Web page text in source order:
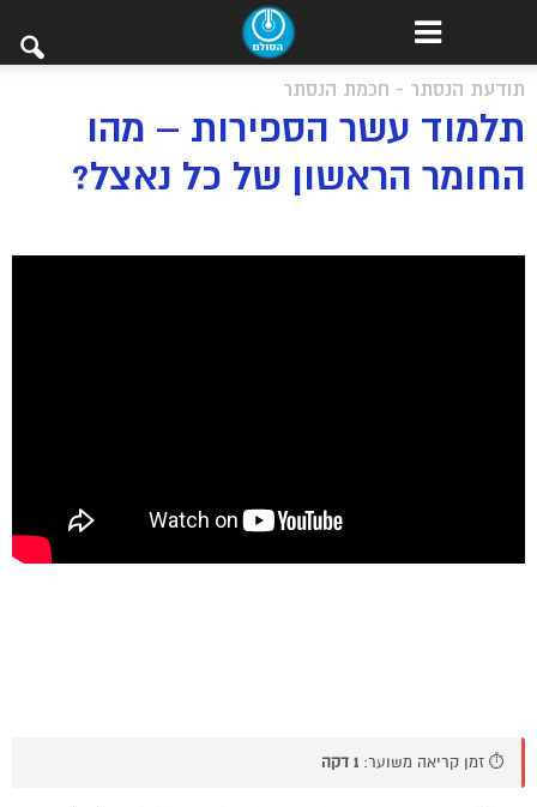
תודעת הנסתר - חכמת הנסתר
תלמוד עשר הספירות – מהו
החומר הראשון של כל נאצל?
⏱️ זמן קריאה משוער: 1 דקה